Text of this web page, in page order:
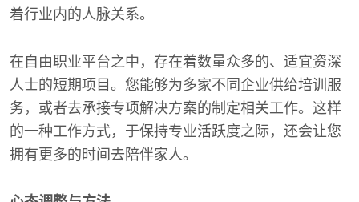
着行业内的人脉关系。
在自由职业平台之中，存在着数量众多的、适宜资深
人士的短期项目。您能够为多家不同企业供给培训服
务，或者去承接专项解决方案的制定相关工作。这样
的一种工作方式，于保持专业活跃度之际，还会让您
拥有更多的时间去陪伴家人。